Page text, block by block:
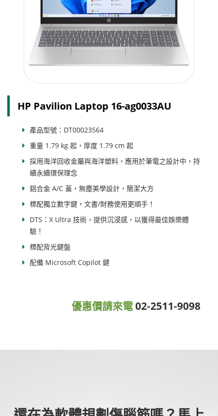
HP Pavilion Laptop 16-ag0033AU
產品型號：DT00023564
重量 1.79 kg 起，厚度 1.79 cm 起
採用海洋回收金屬與海洋塑料，應用於筆電之設計中，持
續永續環保理念
鋁合金 A/C 蓋，無塵美學設計，簡潔大方
標配獨立數字鍵，文書/財務使用更順手！
DTS：X Ultra 技術，提供沉浸感，以獲得最佳娛樂體
驗！
標配背光鍵盤
配備 Microsoft Copilot 鍵
優惠價請來電02-2511-9098